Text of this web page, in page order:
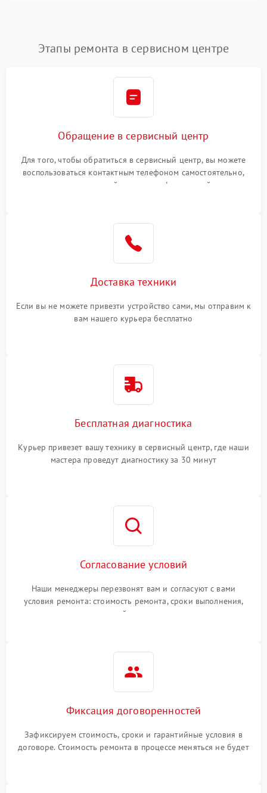
Этапы ремонта в сервисном центре
Обращение в сервисный центр
Для того, чтобы обратиться в сервисный центр, вы можете
воспользоваться контактным телефоном самостоятельно,
или оставить свой номер телефона на сайте
Доставка техники
Если вы не можете привезти устройство сами, мы отправим к
вам нашего курьера бесплатно
Бесплатная диагностика
Курьер привезет вашу технику в сервисный центр, где наши
мастера проведут диагностику за 30 минут
Согласование условий
Наши менеджеры перезвонят вам и согласуют с вами
условия ремонта: стоимость ремонта, сроки выполнения,
гарантийные условия
Фиксация договоренностей
Зафиксируем стоимость, сроки и гарантийные условия в
договоре. Стоимость ремонта в процессе меняться не будет